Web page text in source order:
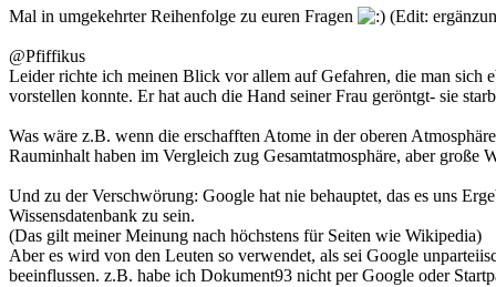
Mal in umgekehrter Reihenfolge zu euren Fragen
(Edit:
@Pfiffikus
Leider richte ich meinen Blick vor allem auf Gefahren, die man sich
vorstellen konnte. Er hat auch die Hand seiner Frau geröntgt- sie
Was wäre z.B. wenn die erschafften Atome in der oberen
Rauminhalt haben im Vergleich zug Gesamtatmosphäre, aber große
Und zu der Verschwörung: Google hat nie behauptet, das es uns
Wissensdatenbank zu sein.
(Das gilt meiner Meinung nach höchstens für Seiten wie Wikipedia)
Aber es wird von den Leuten so verwendet, als sei Google
beeinflussen. z.B. habe ich Dokument93 nicht per Google oder